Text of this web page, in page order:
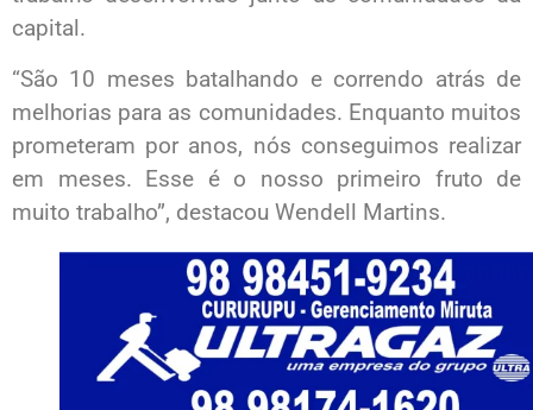
capital.
“São 10 meses batalhando e correndo atrás de
melhorias para as comunidades. Enquanto muitos
prometeram por anos, nós conseguimos realizar
em meses. Esse é o nosso primeiro fruto de
muito trabalho”, destacou Wendell Martins.